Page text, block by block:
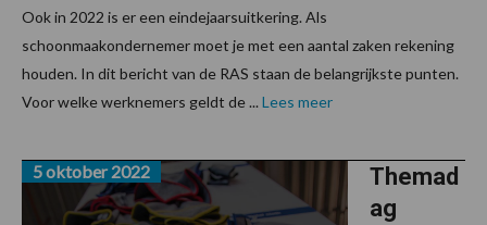
Ook in 2022 is er een eindejaarsuitkering. Als
schoonmaakondernemer moet je met een aantal zaken rekening
houden. In dit bericht van de RAS staan de belangrijkste punten.
Voor welke werknemers geldt de ...Lees meer
Themad
ag
5 oktober 2022